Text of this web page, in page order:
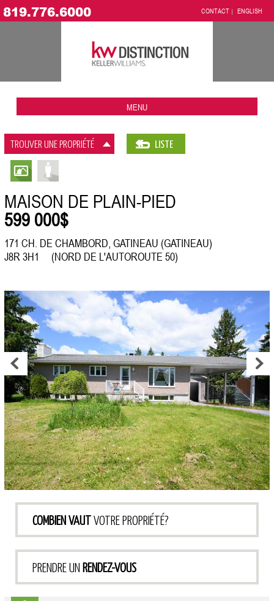
819.776.6000 CONTACT ENGLISH
MENU
TROUVER UNE PROPRIÉTÉ LISTE
MAISON DE PLAIN-PIED
599 000$
171 CH. DE CHAMBORD, GATINEAU (GATINEAU)
J8R 3H1 (NORD DE L'AUTOROUTE 50)
COMBIEN VAUTVOTRE PROPRIÉTÉ?
PRENDRE UN RENDEZ-VOUS